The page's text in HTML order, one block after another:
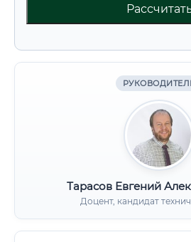
Тарасов Евгений
Доцент, кандидат